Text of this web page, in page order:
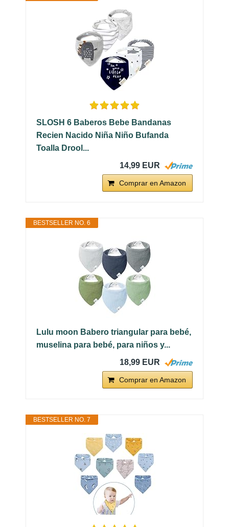
SLOSH 6 Baberos Bebe Bandanas
Recien Nacido Niña Niño Bufanda
Toalla Drool...
14,99 EUR
Comprar en Amazon
BESTSELLER NO. 6
Lulu moon Babero triangular para bebé,
muselina para bebé, para niños y...
18,99 EUR
Comprar en Amazon
BESTSELLER NO. 7